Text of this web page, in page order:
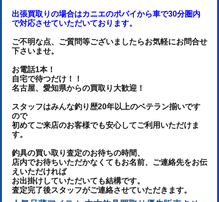
出張買取りの場合はカニエのポパイから車で30分圏内
で対応させていただいております。
ご不明な点、ご質問等ございましたらお気軽にお問合せ
下さいませ。
お電話1本！
自宅で待つだけ！！
名古屋、愛知県からの買取り大歓迎！
スタッフはみんな釣り歴20年以上のベテラン揃いです
ので
初めてご来店のお客様でも安心してご利用いただけま
す。
釣具の買い取り査定のお待ちの時間、
店内でお待ちいただかなくてもお名前、ご連絡先をお伝
えいただければ
お出掛けしていただいても結構です。
査定完了後スタッフがご連絡させていただきます。